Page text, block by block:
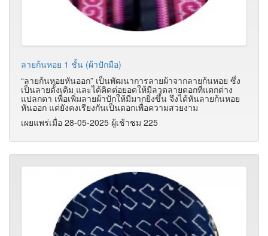
ลายก้นหอย 1 ชั้น (ผ้าปักมือ)
“ลายก้นหอยหันออก” เป็นพัฒนาการลายผ้าจากลายก้นหอย ซึ่ง
เป็นลายดั้งเดิม และได้คิดต่อยอดให้มีลวดลายดอกที่แตกต่าง
แปลกตา เพื่อเพิ่มลายผ้าปักให้มีมากยิ่งขึ้น จึงได้หันลายก้นหอย
หันออก แต่ยังคงเรียงกันเป็นดอกเพื่อความสวยงาม
เผยแพร่เมื่อ 28-05-2025 ผู้เช้าชม 225